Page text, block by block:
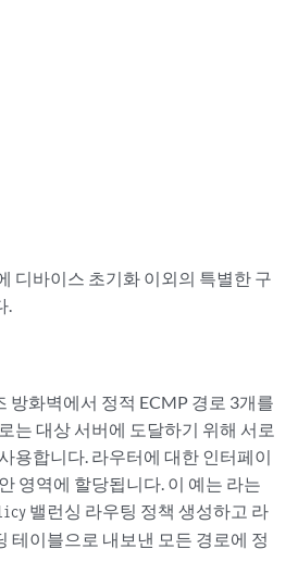
디바이스 초기화 이외의 특별한 구
.
방화벽에서 정적 ECMP 경로 3개를
는 대상 서버에 도달하기 위해 서로
용합니다. 라우터에 대한 인터페이
영역에 할당됩니다. 이 예는 라는
밸런싱 라우팅 정책 생성하고 라
테이블으로 내보낸 모든 경로에 정